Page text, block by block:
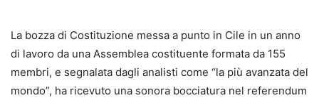
La bozza di Costituzione messa a punto in Cile in un anno
di lavoro da una Assemblea costituente formata da 155
membri, e segnalata dagli analisti come “la più avanzata del
mondo”, ha ricevuto una sonora bocciatura nel referendum